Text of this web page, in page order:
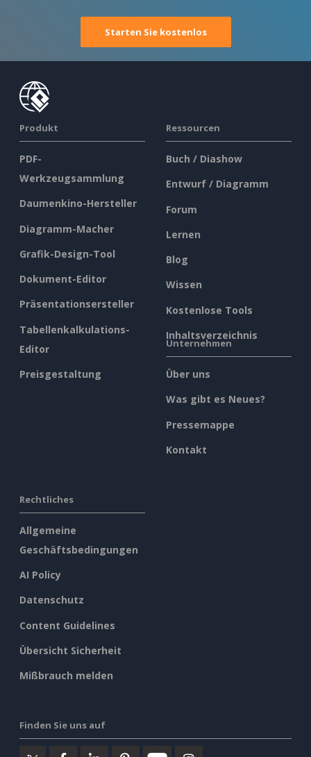
Starten Sie kostenlos
Produkt
PDF-
Werkzeugsammlung
Daumenkino-Hersteller
Diagramm-Macher
Grafik-Design-Tool
Dokument-Editor
Präsentationsersteller
Tabellenkalkulations-
Editor
Preisgestaltung
Ressourcen
Buch / Diashow
Entwurf / Diagramm
Forum
Lernen
Blog
Wissen
Kostenlose Tools
Inhaltsverzeichnis
Unternehmen
Über uns
Was gibt es Neues?
Pressemappe
Kontakt
Rechtliches
Allgemeine
Geschäftsbedingungen
AI Policy
Datenschutz
Content Guidelines
Übersicht Sicherheit
Mißbrauch melden
Finden Sie uns auf